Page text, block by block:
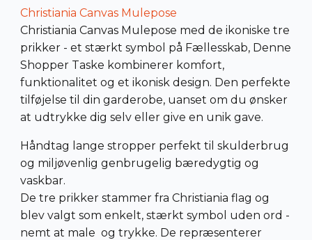
Christiania Canvas Mulepose
Christiania Canvas Mulepose med de ikoniske tre
prikker - et stærkt symbol på Fællesskab, Denne
Shopper Taske kombinerer komfort,
funktionalitet og et ikonisk design. Den perfekte
tilføjelse til din garderobe, uanset om du ønsker
at udtrykke dig selv eller give en unik gave.
Håndtag lange stropper perfekt til skulderbrug
og miljøvenlig genbrugelig bæredygtig og
vaskbar.
De tre prikker stammer fra Christiania flag og
blev valgt som enkelt, stærkt symbol uden ord -
nemt at male og trykke. De repræsenterer